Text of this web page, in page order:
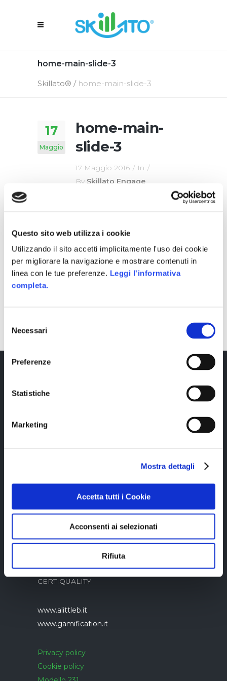
Questo sito web utilizza i cookie
Utilizzando il sito accetti implicitamente l'uso dei cookie
per migliorare la navigazione e mostrare contenuti in
linea con le tue preferenze. Leggi l'informativa
completa.
delNecessari
Preferenze
Statistiche
Marketing
Mostra dettagli
Accetta tutti i Cookie
Acconsenti ai selezionati
Rifiuta
home-main-slide-3
Skillato® / home-main-slide-3
17
Maggio
home-main-
slide-3
17 Maggio 2016
In
By Skillato Engage
Azienda con sistema di gestione qualità
UNI EN ISO 9001:2015 certificato da
CERTIQUALITY
www.alittleb.it
www.gamification.it
Privacy policy
Cookie policy